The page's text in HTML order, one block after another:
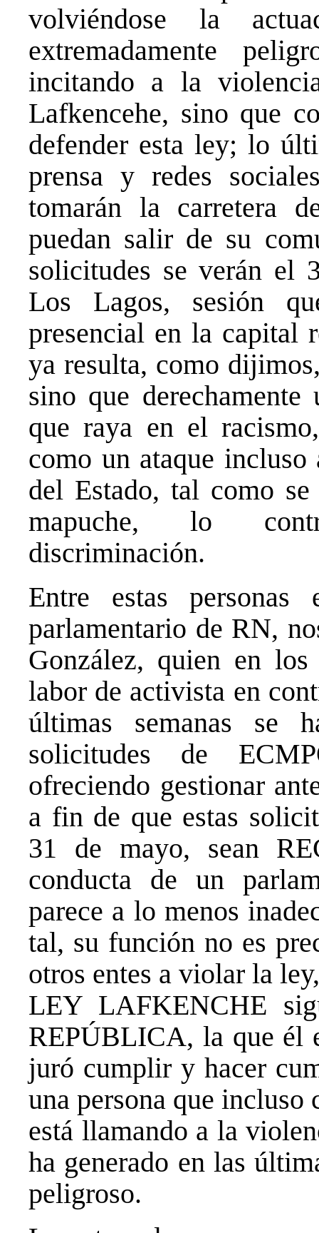
volviéndose la
extremadamente
incitando a la
Lafkencehe, sino que
defender esta ley; lo
prensa y redes
tomarán la carretera
puedan salir de su
solicitudes se verán el
Los Lagos, sesión
presencial en la capital
ya resulta, como
sino que
que raya en el
como un ataque
del Estado, tal como
mapuche, lo
discriminación.
Entre estas
parlamentario de RN,
González, quien en
labor de activista en
últimas semanas se
solicitudes de
ofreciendo gestionar
a fin de que estas
31 de mayo, sean
conducta de un
parece a lo menos
tal, su función no es
otros entes a violar la
LEY LAFKENCHE
REPÚBLICA, la que él
juró cumplir y hacer
una persona que incluso
está llamando a la
ha generado en las
peligroso.